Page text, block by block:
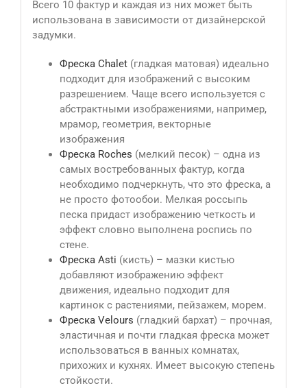
Всего 10 фактур и каждая из них может быть
использована в зависимости от дизайнерской
задумки.
Фреска Сhalet(гладкая матовая) идеально
подходит для изображений с высоким
разрешением. Чаще всего используется с
абстрактными изображениями, например,
мрамор, геометрия, векторные
изображения
Фреска Roches (мелкий песок) – одна из
самых востребованных фактур, когда
необходимо подчеркнуть, что это фреска, а
не просто фотообои. Мелкая россыпь
песка придаст изображению четкость и
эффект словно выполнена роспись по
стене.
Фреска Asti (кисть) – мазки кистью
добавляют изображению эффект
движения, идеально подходит для
картинок с растениями, пейзажем, морем.
Фреска Velours (гладкий бархат) – прочная,
эластичная и почти гладкая фреска может
использоваться в ванных комнатах,
прихожих и кухнях. Имеет высокую степень
стойкости.